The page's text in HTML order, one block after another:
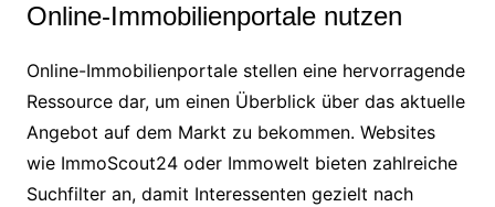
Online-Immobilienportale nutzen
Online-Immobilienportale stellen eine hervorragende
Ressource dar, um einen Überblick über das aktuelle
Angebot auf dem Markt zu bekommen. Websites
wie ImmoScout24 oder Immowelt bieten zahlreiche
Suchfilter an, damit Interessenten gezielt nach